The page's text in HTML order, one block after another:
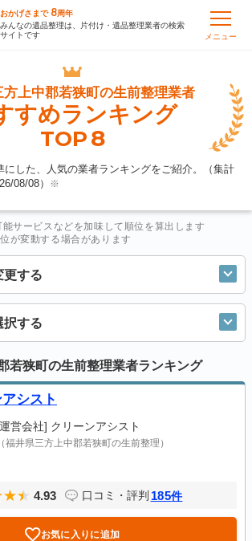
おかげさまで 8周年
みんなの遺品整理は、片付け・遺品整理業者の検索
サイトです
メニュー
方上中郡若狭町の生前整理業者
すめランキング
TOP8
にした、人気の業者ランキングをご紹介。（集計
08/08） ※
サービスなどを加味して順位を算出します
が変動する場合があります
更する
択する
若狭町の生前整理業者ランキング
シスト
営会社] クリーンアシスト
（福井県三方上中郡若狭町の生前整理）
4.93 口コミ・評判 185件
お気に入りに追加